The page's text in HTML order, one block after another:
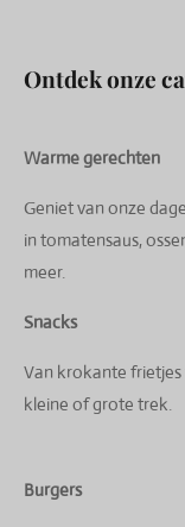
Ontdek onze
Warme gerechten
Geniet van onze
in tomatensaus,
meer.
Snacks
Van krokante
kleine of grote trek.
Burgers